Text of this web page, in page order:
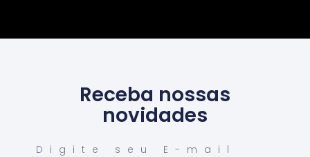
Receba nossas
novidades